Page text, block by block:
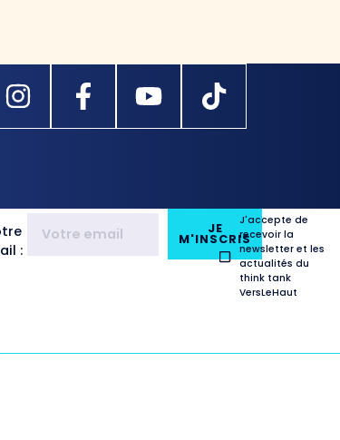
:
JE
M'INSCRIS
J'accepte de
recevoir la
newsletter et les
actualités du
think tank
VersLeHaut